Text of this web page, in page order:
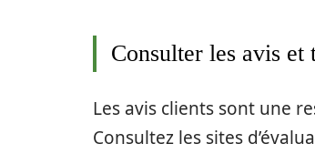
Consulter les avis et
Les avis clients sont une
Consultez les sites